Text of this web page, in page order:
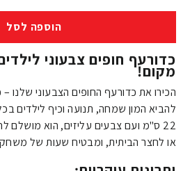
הוספה לסל
כדורעף חופים צבעוני
מקום!
הכירו את כדורעף החופים הצבעוני שלנו
להביא המון שמחה, תנועה וכיף לילדים
22 ס"מ ועם צבעים עליזים, הוא מושלם
או לחצר הביתית, ומבטיח שעות של